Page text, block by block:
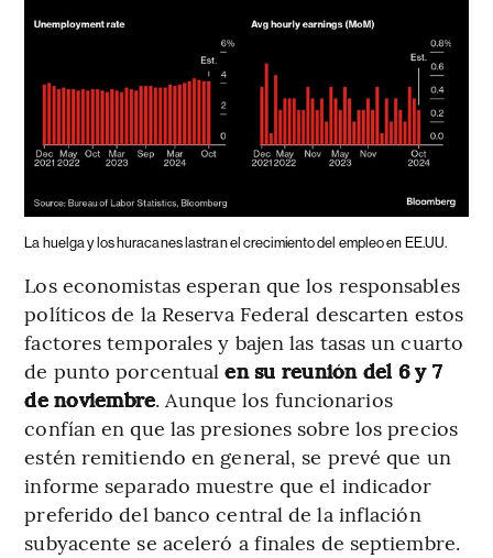
La huelga y los huracanes lastran el crecimiento del empleo en EE.UU.
Los economistas esperan que los responsables
políticos de la Reserva Federal descarten estos
factores temporales y bajen las tasas un cuarto
de punto porcentualen su reunión del 6 y 7
de noviembre. Aunque los funcionarios
confían en que las presiones sobre los precios
estén remitiendo en general, se prevé que un
informe separado muestre que el indicador
preferido del banco central de la inflación
subyacente se aceleró a finales de septiembre.